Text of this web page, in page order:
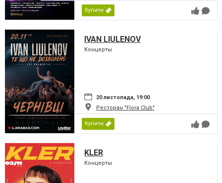
Купити
IVAN LIULENOV
Концерты
20 листопада, 19:00
Ресторан "Flora Club"
Купити
KLER
Концерты